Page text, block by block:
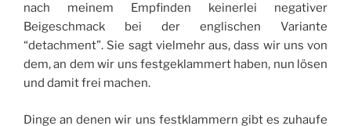
nach meinem Empfinden keinerlei negativer
Beigeschmack bei der englischen Variante
“detachment”. Sie sagt vielmehr aus, dass wir uns von
dem, an dem wir uns festgeklammert haben, nun lösen
und damit frei machen.
Dinge an denen wir uns festklammern gibt es zuhaufe